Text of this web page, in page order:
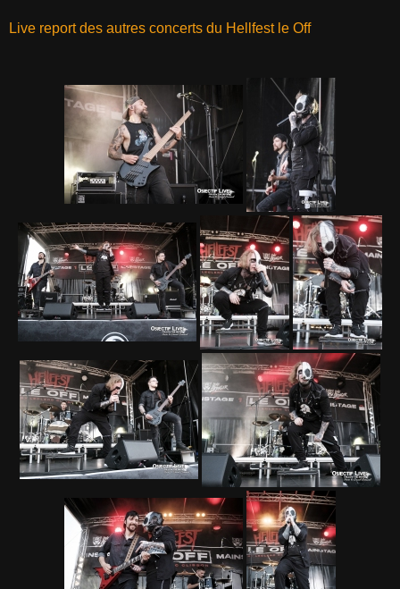
Live report des autres concerts du Hellfest le Off